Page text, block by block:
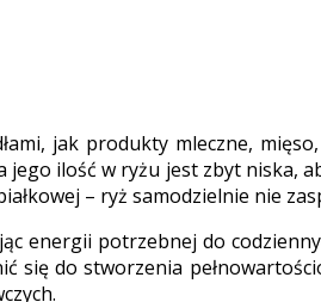
jak produkty mleczne,
ilość w ryżu jest zbyt niska,
– ryż samodzielnie nie
energii potrzebnej do
się do stworzenia